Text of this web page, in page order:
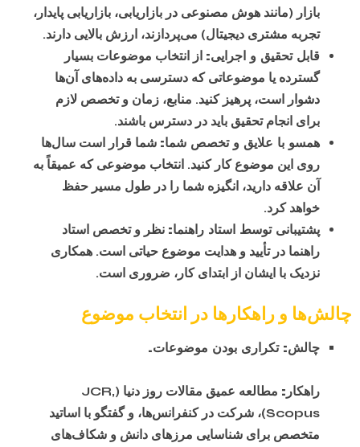
بازار (مانند هوش مصنوعی در بازاریابی، بازاریابی پایدار،
تجربه مشتری دیجیتال) می‌پردازند، ارزش بالایی دارند.
قابل تحقیق و اجرایی: از انتخاب موضوعات بسیار
گسترده یا موضوعاتی که دسترسی به داده‌های آن‌ها
دشوار است، پرهیز کنید. منابع، زمان و تخصص لازم
برای انجام تحقیق باید در دسترس باشند.
همسو با علایق و تخصص شما: شما قرار است سال‌ها
روی این موضوع کار کنید. انتخاب موضوعی که عمیقاً به
آن علاقه دارید، انگیزه شما را در طول مسیر حفظ
خواهد کرد.
پشتیبانی توسط استاد راهنما: نظر و تخصص استاد
راهنما در تأیید و هدایت موضوع حیاتی است. همکاری
نزدیک با ایشان از ابتدای کار، ضروری است.
چالش‌ها و راهکارها در انتخاب موضوع
چالش: تکراری بودن موضوعات.
راهکار:
مطالعه عمیق مقالات روز دنیا (JCR,
Scopus)، شرکت در کنفرانس‌ها، و گفتگو با اساتید
متخصص برای شناسایی مرزهای دانش و شکاف‌های